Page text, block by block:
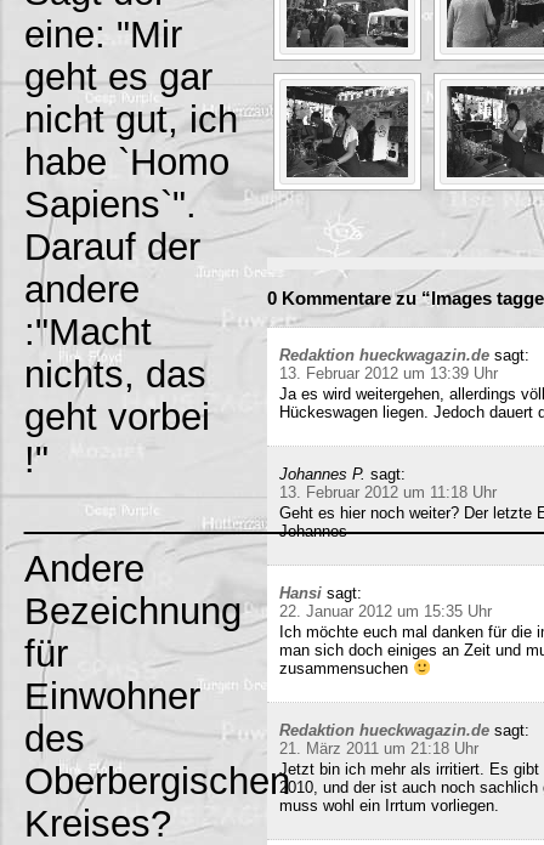
eine: "Mir
geht es gar
nicht gut, ich
habe `Homo
Sapiens`".
Darauf der
andere
:"Macht
nichts, das
geht vorbei
!"
Andere
Bezeichnung
für
Einwohner
des
Oberbergischen
Kreises?
0 Kommentare zu “Images
Redaktion hueckwagazin.de sagt:
13. Februar 2012 um 13:39 Uhr
Ja es wird weitergehen, allerdings
Hückeswagen liegen. Jedoch
Johannes P. sagt:
13. Februar 2012 um 11:18 Uhr
Geht es hier noch weiter? Der letzte
Johannes
Hansi sagt:
22. Januar 2012 um 15:35 Uhr
Ich möchte euch mal danken für die
man sich doch einiges an Zeit und
zusammensuchen
Redaktion hueckwagazin.de sagt:
21. März 2011 um 21:18 Uhr
Jetzt bin ich mehr als irritiert. Es gibt
2010, und der ist auch noch
muss wohl ein Irrtum vorliegen.